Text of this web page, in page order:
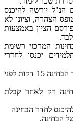
יורשה להיכנס
הצהרה, וציונו לא
הציון באמצעות
המרכזי רשימת
יכנסו לחדרי
התלמיד הנבחן מתבקש להיכנס לחדר הבחינה 15 דקות לפני
רק לאחר קבלת
לחדר הבחינה
הבחינה.